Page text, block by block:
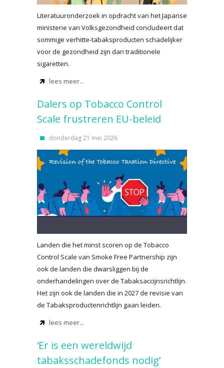
Literatuuronderzoek in opdracht van het Japanse
ministerie van Volksgezondheid concludeert dat
sommige verhitte-tabaksproducten schadelijker
voor de gezondheid zijn dan traditionele
sigaretten.
lees meer...
Dalers op Tobacco Control
Scale frustreren EU-beleid
donderdag 21 mei 2026
Landen die het minst scoren op de Tobacco
Control Scale van Smoke Free Partnership zijn
ook de landen die dwarsliggen bij de
onderhandelingen over de Tabaksaccijnsrichtlijn.
Het zijn ook de landen die in 2027 de revisie van
de Tabaksproductenrichtlijn gaan leiden.
lees meer...
‘Er is een wereldwijd
tabaksschadefonds nodig’